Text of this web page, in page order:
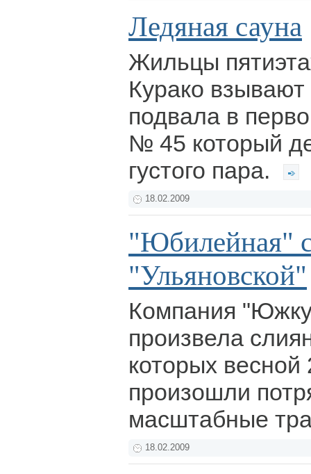
Ледяная сауна
Жильцы
Курако
подвала в
№ 45 который
густого пара.
18.02.2009
"Юбилейная"
"Ульяновской"
Компания
произвела
которых весной
произошли
масштабные
18.02.2009